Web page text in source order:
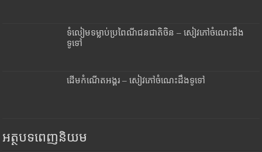
ទំលៀមទម្លាប់ប្រពៃណីជនជាតិចិន – សៀវភៅចំណេះដឹង
ទូទៅ
ដើមកំណើតអង្គរ – សៀវភៅចំណេះដឹងទូទៅ
អត្ថបទពេញនិយម